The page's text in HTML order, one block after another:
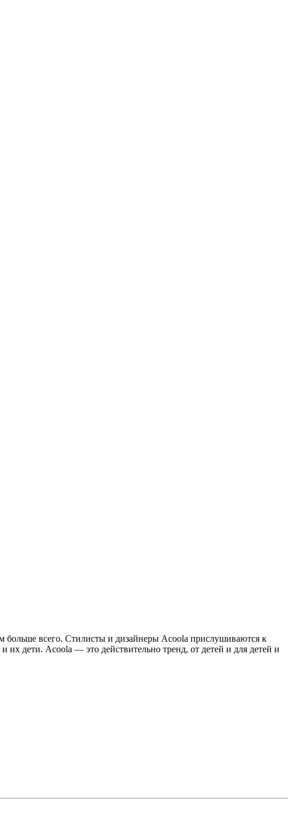
больше всего. Стилисты и дизайнеры Acoola прислушиваются к
дети. Acoola — это действительно тренд, от детей и для детей и